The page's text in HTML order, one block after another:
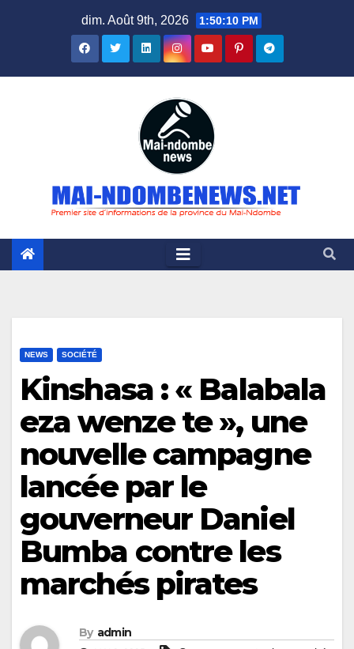
dim. Août 9th, 2026 1:50:11 PM
NEWS SOCIÉTÉ
Kinshasa : « Balabala
eza wenze te », une
nouvelle campagne
lancée par le
gouverneur Daniel
Bumba contre les
marchés pirates
By admin